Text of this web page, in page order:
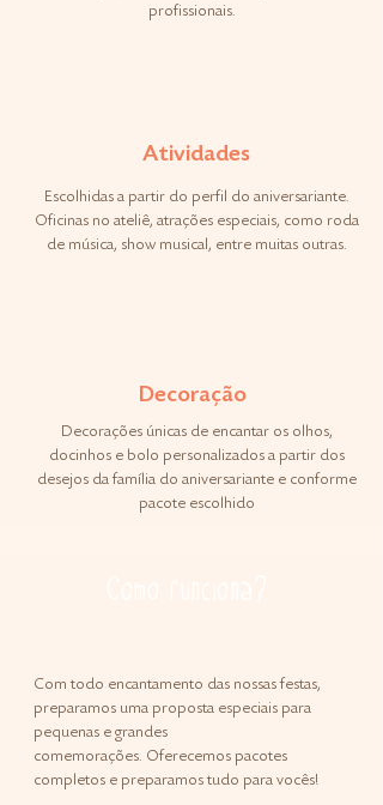
profissionais.
Atividades
Escolhidas a partir do perfil do aniversariante.
Oficinas no ateliê, atrações especiais, como roda
de música, show musical, entre muitas outras.
Decoração
Decorações únicas de encantar os olhos,
docinhos e bolo personalizados a partir dos
desejos da família do aniversariante e conforme
pacote escolhido
Com todo encantamento das nossas festas,
preparamos uma proposta especiais para
pequenas e grandes
comemorações. Oferecemos pacotes
completos e preparamos tudo para vocês!